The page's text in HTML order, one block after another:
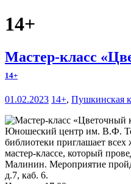
14+
Мастер-класс
14+
01.02.2023 14+, Пушкинская
Юношеский центр им. В.Ф.
библиотеки приглашает
мастер-классе, который
Малинин. Мероприятие
д.7, каб. 6.